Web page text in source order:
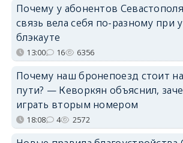
Почему у абонентов
связь вела себя по-разному при
блэкауте
13:00 16 6356
Почему наш бронепоезд стоит
пути? — Кеворкян объяснил,
играть вторым номером
18:08 4 2572